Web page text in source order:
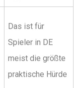
Das ist für
Spieler in DE
meist die größte
praktische Hürde